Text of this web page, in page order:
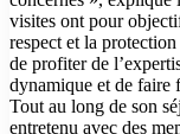
visites ont pour
respect et la
de profiter de
dynamique et de faire
Tout au long de son
entretenu avec des